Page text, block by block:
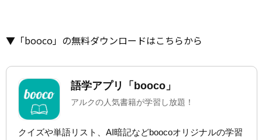
▼「booco」の無料ダウンロードはこちらから